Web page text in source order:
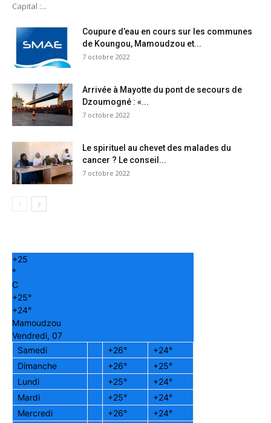
Capital :...
Coupure d’eau en cours sur les communes
de Koungou, Mamoudzou et...
7 octobre 2022
Arrivée à Mayotte du pont de secours de
Dzoumogné : «...
7 octobre 2022
Le spirituel au chevet des malades du
cancer ? Le conseil...
7 octobre 2022
+25
°
C
+25°
+24°
Mamoudzou
Vendredi, 07
Samedi
+26° +24°
Dimanche
+26° +25°
Lundi
+25° +24°
Mardi
+25° +24°
Mercredi
+26° +24°